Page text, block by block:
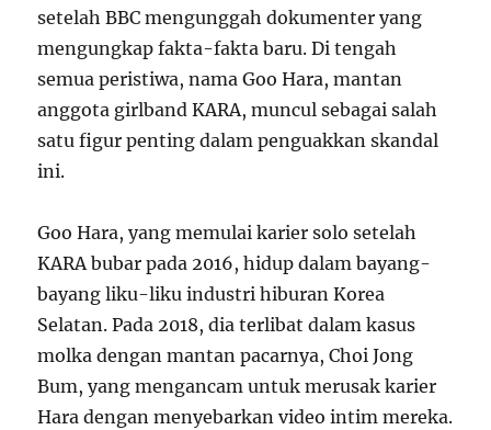
setelah BBC mengunggah dokumenter yang
mengungkap fakta-fakta baru. Di tengah
semua peristiwa, nama Goo Hara, mantan
anggota girlband KARA, muncul sebagai salah
satu figur penting dalam penguakkan skandal
ini.
Goo Hara, yang memulai karier solo setelah
KARA bubar pada 2016, hidup dalam bayang-
bayang liku-liku industri hiburan Korea
Selatan. Pada 2018, dia terlibat dalam kasus
molka dengan mantan pacarnya, Choi Jong
Bum, yang mengancam untuk merusak karier
Hara dengan menyebarkan video intim mereka.